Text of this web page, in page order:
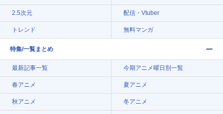
2.5次元 配信・Vtuber
トレンド 無料マンガ
特集/一覧まとめ
最新記事一覧 今期アニメ曜日別一覧
春アニメ 夏アニメ
秋アニメ 冬アニメ